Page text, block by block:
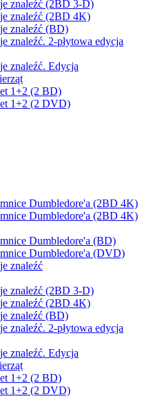
znaleźć (2BD 3-D)
znaleźć (2BD 4K)
znaleźć (BD)
znaleźć. 2-płytowa edycja
znaleźć. Edycja
1+2 (2 BD)
1+2 (2 DVD)
Dumbledore'a (2BD 4K)
Dumbledore'a (2BD 4K)
Dumbledore'a (BD)
Dumbledore'a (DVD)
znaleźć
znaleźć (2BD 3-D)
znaleźć (2BD 4K)
znaleźć (BD)
znaleźć. 2-płytowa edycja
znaleźć. Edycja
1+2 (2 BD)
1+2 (2 DVD)